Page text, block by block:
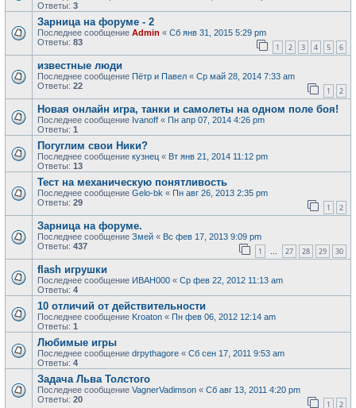
Ответы: 3
Зарница на форуме - 2
Последнее сообщение Admin « Сб янв 31, 2015 5:29 pm
Ответы: 83 1 2 3 4 5 6
известные люди
Последнее сообщение Пётр и Павел « Ср май 28, 2014 7:33 am
Ответы: 22 1 2
Новая онлайн игра, танки и самолеты на одном поле боя!
Последнее сообщение Ivanoff « Пн апр 07, 2014 4:26 pm
Ответы: 1
Погуглим свои Ники?
Последнее сообщение кузнец « Вт янв 21, 2014 11:12 pm
Ответы: 13
Тест на механическую понятливость
Последнее сообщение Gelo-bk « Пн авг 26, 2013 2:35 pm
Ответы: 29 1 2
Зарница на форуме.
Последнее сообщение Змей « Вс фев 17, 2013 9:09 pm
Ответы: 437 1 … 27 28 29 30
flash игрушки
Последнее сообщение ИВАН000 « Ср фев 22, 2012 11:13 am
Ответы: 4
10 отличий от действительности
Последнее сообщение Kroaton « Пн фев 06, 2012 12:14 am
Ответы: 1
Любимые игры
Последнее сообщение drpythagore « Сб сен 17, 2011 9:53 am
Ответы: 4
Задача Льва Толстого
Последнее сообщение VagnerVadimson « Сб авг 13, 2011 4:20 pm
Ответы: 20 1 2